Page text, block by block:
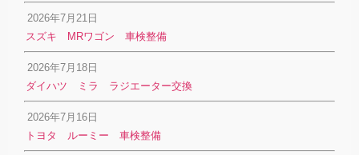
2026年7月21日
スズキ MRワゴン 車検整備
2026年7月18日
ダイハツ ミラ ラジエーター交換
2026年7月16日
トヨタ ルーミー 車検整備